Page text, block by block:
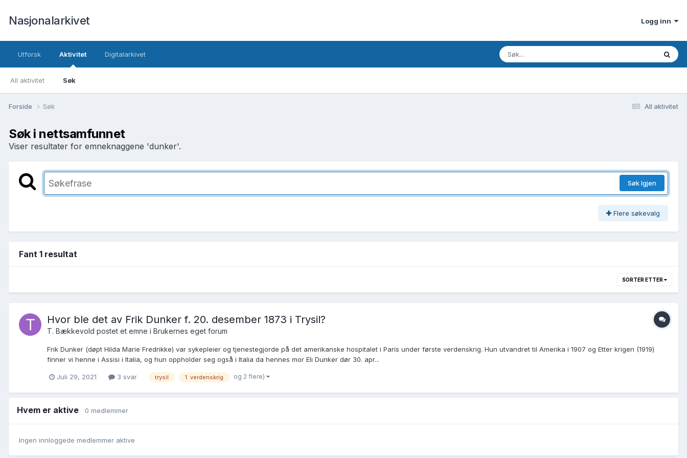
Nasjonalarkivet Logg inn
Utforsk Aktivitet
All aktivitet Søk
Digitalarkivet
All aktivitet
Forside Søk
Søk i nettsamfunnet
Viser resultater for emneknaggene 'dunker'.
Søk Igjen
Flere søkevalg
Fant 1 resultat
SORTER ETTER
Hvor ble det av Frik Dunker f. 20. desember 1873 i Trysil?
T. Bækkevold postet et emne i Brukernes eget forum
Frik Dunker (døpt Hilda Marie Fredrikke) var sykepleier og tjenestegjorde på det amerikanske hospitalet i Paris under første verdenskrig. Hun utvandret til Amerika i 1907 og Etter krigen (1919)
finner vi henne i Assisi i Italia, og hun oppholder seg også i Italia da hennes mor Eli Dunker dør 30. apr...
Juli 29, 2021 3 svar trysil 1. verdenskrig og 2 flere)
Hvem er aktive 0 medlemmer
Ingen innloggede medlemmer aktive